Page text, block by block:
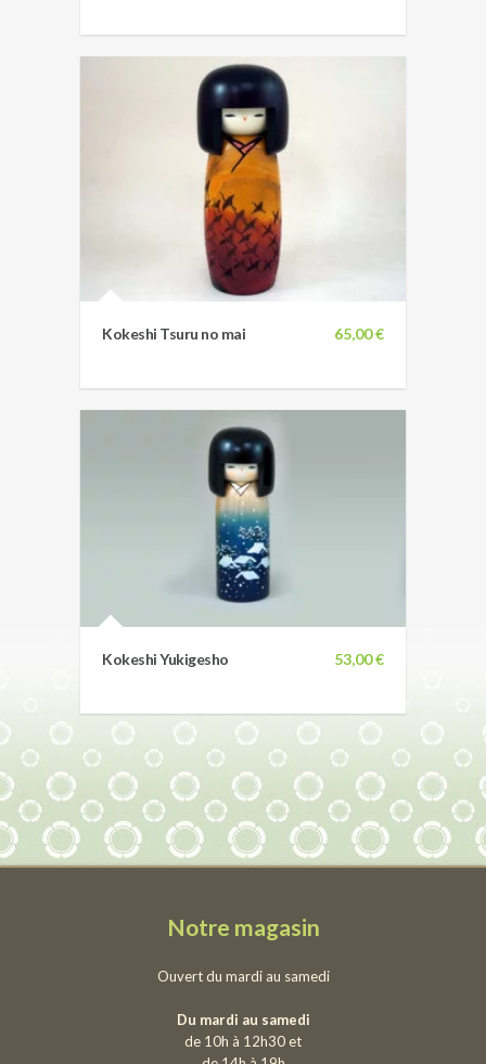
65,00 €
Kokeshi Tsuru no mai
53,00 €
Kokeshi Yukigesho
Notre magasin
Ouvert du mardi au samedi
Du mardi au samedi
de 10h à 12h30 et